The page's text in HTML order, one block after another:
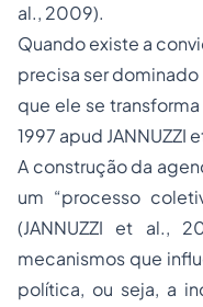
al., 2009).
Quando existe a
precisa ser
que ele se
1997 apud JANNUZZI
A construção da
um “processo
(JANNUZZI et al.,
mecanismos que
política, ou seja, a